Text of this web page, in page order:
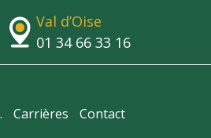
Val d’Oise
01 34 66 33 16
Carrières Contact